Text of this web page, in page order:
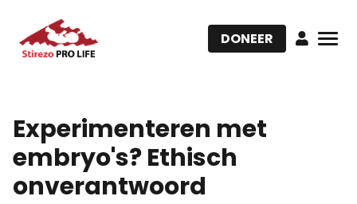
DONEER
Experimenteren met
embryo's? Ethisch
onverantwoord